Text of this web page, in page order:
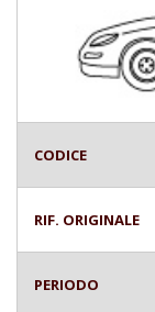
CODICE
RIF. ORIGINALE
PERIODO